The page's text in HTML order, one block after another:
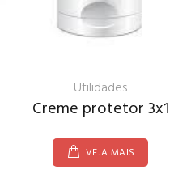
Utilidades
Creme protetor 3x1
VEJA MAIS